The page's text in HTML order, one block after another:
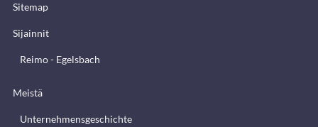
Sitemap
Sijainnit
Reimo - Egelsbach
Meistä
Unternehmensgeschichte